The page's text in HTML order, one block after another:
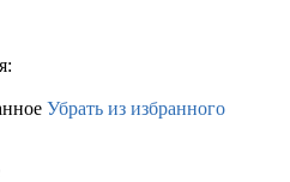
Убрать из избранного